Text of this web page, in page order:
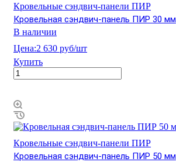
Кровельные сэндвич-панели ПИР
Кровельная сэндвич-панель ПИР 30 мм
В наличии
Цена:2 630 руб/шт
Купить
Кровельные сэндвич-панели ПИР
Кровельная сэндвич-панель ПИР 50 мм